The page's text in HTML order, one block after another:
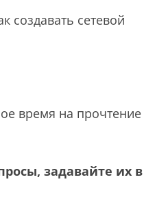
создавать сетевой
время на прочтение
задавайте их в